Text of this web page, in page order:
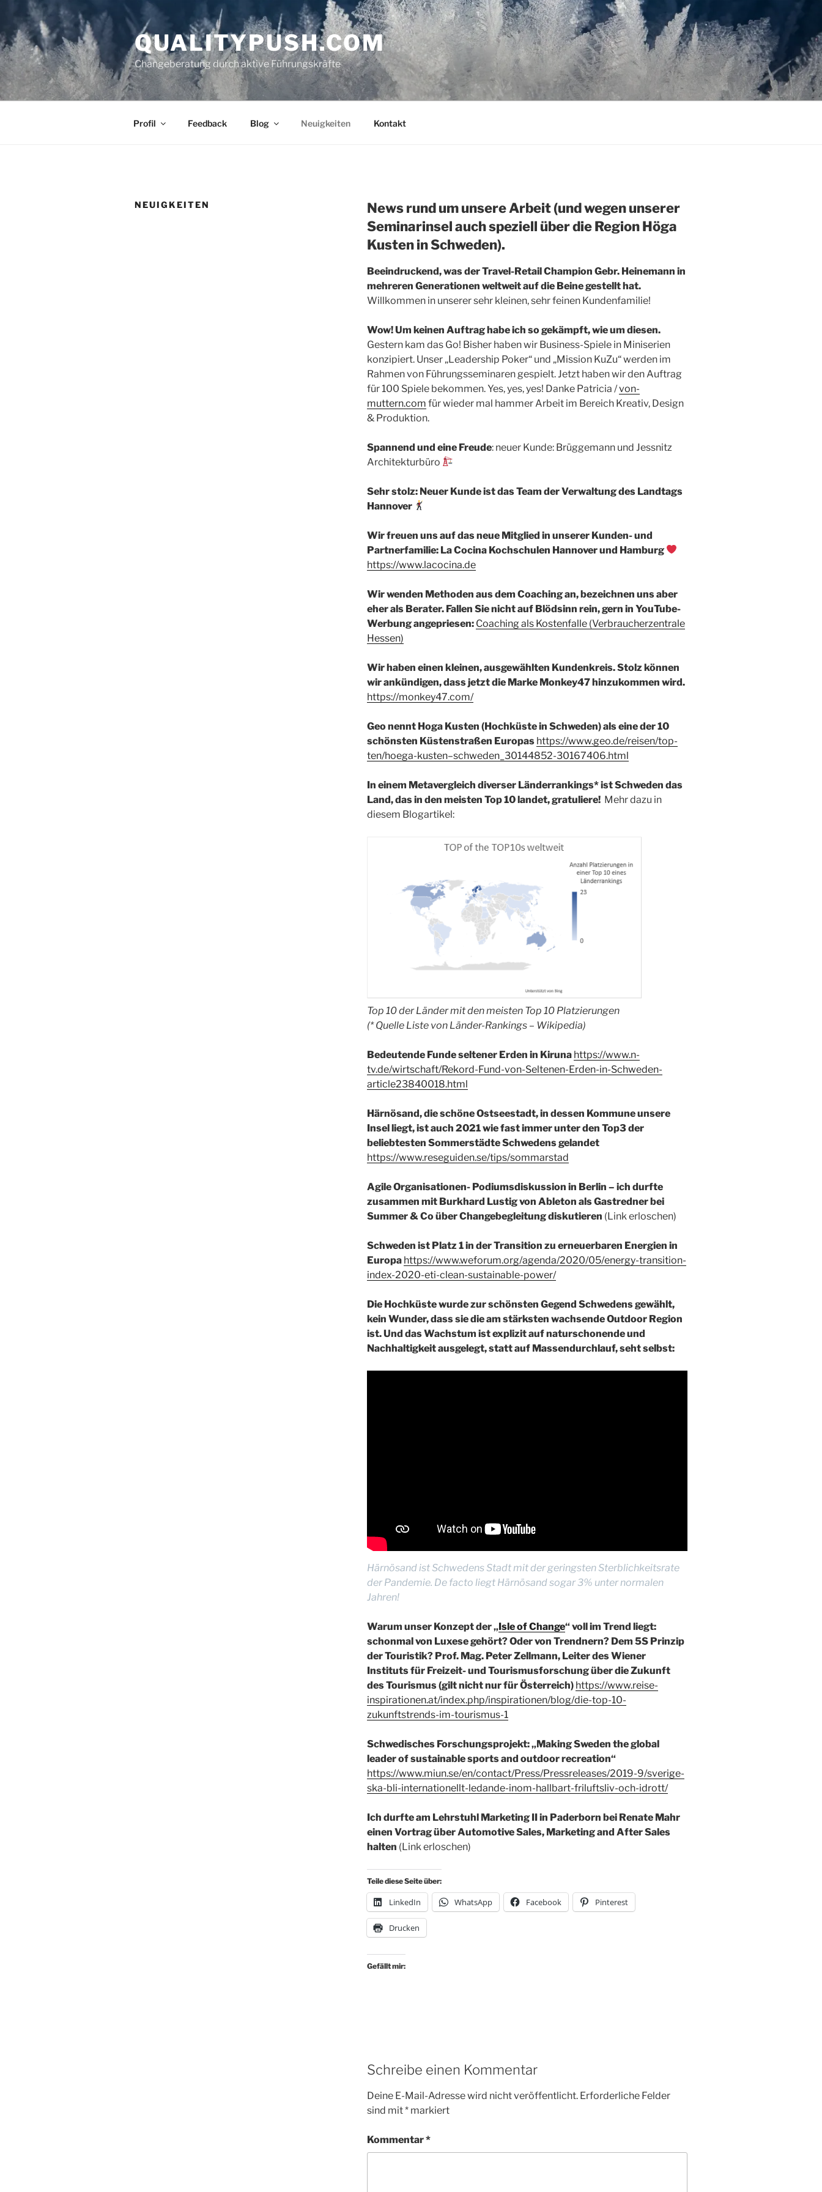
Inhalt
springen
QUALITYPUSH.COM
Changeberatung durch aktive Führungskräfte
Profil Feedback Blog Neuigkeiten Kontakt
NEUIGKEITEN
News rund um unsere Arbeit (und wegen unserer
Seminarinsel auch speziell über die Region Höga
Kusten in Schweden).
Beeindruckend, was der Travel-Retail Champion Gebr. Heinemann in
mehreren Generationen weltweit auf die Beine gestellt hat.
Willkommen in unserer sehr kleinen, sehr feinen Kundenfamilie!
Wow! Um keinen Auftrag habe ich so gekämpft, wie um diesen.
Gestern kam das Go! Bisher haben wir Business-Spiele in Miniserien
konzipiert. Unser „Leadership Poker“ und „Mission KuZu“ werden im
Rahmen von Führungsseminaren gespielt. Jetzt haben wir den Auftrag
für 100 Spiele bekommen. Yes, yes, yes! Danke Patricia /von-
muttern.com für wieder mal hammer Arbeit im Bereich Kreativ, Design
& Produktion.
Spannend und eine Freude: neuer Kunde: Brüggemann und Jessnitz
Architekturbüro
Sehr stolz: Neuer Kunde ist das Team der Verwaltung des Landtags
Hannover
Wir freuen uns auf das neue Mitglied in unserer Kunden- und
Partnerfamilie: La Cocina Kochschulen Hannover und Hamburg
https://www.lacocina.de
Wir wenden Methoden aus dem Coaching an, bezeichnen uns aber
eher als Berater. Fallen Sie nicht auf Blödsinn rein, gern in YouTube-
Werbung angepriesen: Coaching als Kostenfalle (Verbraucherzentrale
Hessen)
Wir haben einen kleinen, ausgewählten Kundenkreis. Stolz können
wir ankündigen, dass jetzt die Marke Monkey47 hinzukommen wird.
https://monkey47.com/
Geo nennt Hoga Kusten (Hochküste in Schweden) als eine der 10
schönsten Küstenstraßen Europas https://www.geo.de/reisen/top-
ten/hoega-kusten–schweden_30144852-30167406.html
In einem Metavergleich diverser Länderrankings* ist Schweden das
Land, das in den meisten Top 10 landet, gratuliere!Mehr dazu in
diesem Blogartikel:
Top 10 der Länder mit den meisten Top 10 Platzierungen
(* Quelle Liste von Länder-Rankings – Wikipedia)
Bedeutende Funde seltener Erden in Kiruna https://www.n-
tv.de/wirtschaft/Rekord-Fund-von-Seltenen-Erden-in-Schweden-
article23840018.html
Härnösand, die schöne Ostseestadt, in dessen Kommune unsere
Insel liegt, ist auch 2021 wie fast immer unter den Top3 der
beliebtesten Sommerstädte Schwedens gelandet
https://www.reseguiden.se/tips/sommarstad
Agile Organisationen- Podiumsdiskussion in Berlin – ich durfte
zusammen mit Burkhard Lustig von Ableton als Gastredner bei
Summer & Co über Changebegleitung diskutieren (Link erloschen)
Schweden ist Platz 1 in der Transition zu erneuerbaren Energien in
Europa https://www.weforum.org/agenda/2020/05/energy-transition-
index-2020-eti-clean-sustainable-power/
Die Hochküste wurde zur schönsten Gegend Schwedens gewählt,
kein Wunder, dass sie die am stärksten wachsende Outdoor Region
ist. Und das Wachstum ist explizit auf naturschonende und
Nachhaltigkeit ausgelegt, statt auf Massendurchlauf, seht selbst:
Härnösand ist Schwedens Stadt mit der geringsten Sterblichkeitsrate
der Pandemie. De facto liegt Härnösand sogar 3% unter normalen
Jahren!
Warum unser Konzept der „Isle of Change“ voll im Trend liegt:
schonmal von Luxese gehört? Oder von Trendnern? Dem 5S Prinzip
der Touristik? Prof. Mag. Peter Zellmann, Leiter des Wiener
Instituts für Freizeit- und Tourismusforschung über die Zukunft
des Tourismus (gilt nicht nur für Österreich) https://www.reise-
inspirationen.at/index.php/inspirationen/blog/die-top-10-
zukunftstrends-im-tourismus-1
Schwedisches Forschungsprojekt: „Making Sweden the global
leader of sustainable sports and outdoor recreation“
https://www.miun.se/en/contact/Press/Pressreleases/2019-9/sverige-
ska-bli-internationellt-ledande-inom-hallbart-friluftsliv-och-idrott/
Ich durfte am Lehrstuhl Marketing II in Paderborn bei Renate Mahr
einen Vortrag über Automotive Sales, Marketing and After Sales
halten (Link erloschen)
Teile diese Seite über:
LinkedIn WhatsApp Facebook Pinterest
Drucken
Gefällt mir:
Schreibe einen Kommentar
Deine E-Mail-Adresse wird nicht veröffentlicht. Erforderliche Felder
sind mit*markiert
Kommentar*